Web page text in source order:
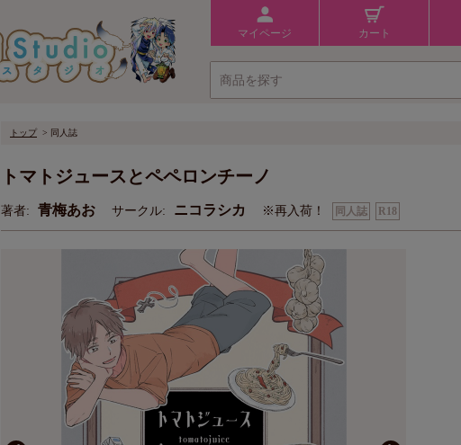
マイページ カート
トップ 同人誌
トマトジュースとペペロンチーノ
著者: 青梅あお サークル: ニコラシカ ※再入荷！ 同人誌 R18